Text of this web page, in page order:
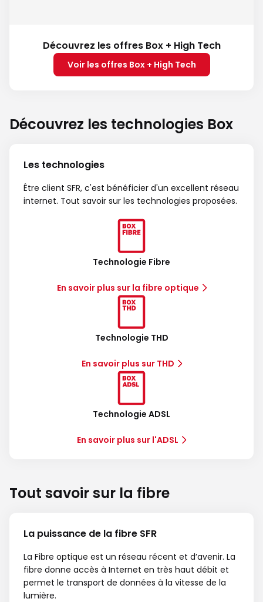
Découvrez les offres Box + High Tech
Voir les offres Box + High Tech
Découvrez les technologies Box
Les technologies
Être client SFR, c'est bénéficier d'un excellent réseau
internet. Tout savoir sur les technologies proposées.
Technologie Fibre
En savoir plus sur la fibre optique
Technologie THD
En savoir plus sur THD
Technologie ADSL
En savoir plus sur l'ADSL
Tout savoir sur la fibre
La puissance de la fibre SFR
La Fibre optique est un réseau récent et d’avenir. La
fibre donne accès à Internet en très haut débit et
permet le transport de données à la vitesse de la
lumière.